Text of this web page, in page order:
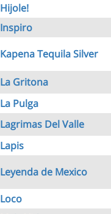
Hijole!
Inspiro
Kapena Tequila Silver
La Gritona
La Pulga
Lagrimas Del Valle
Lapis
Leyenda de Mexico
Loco